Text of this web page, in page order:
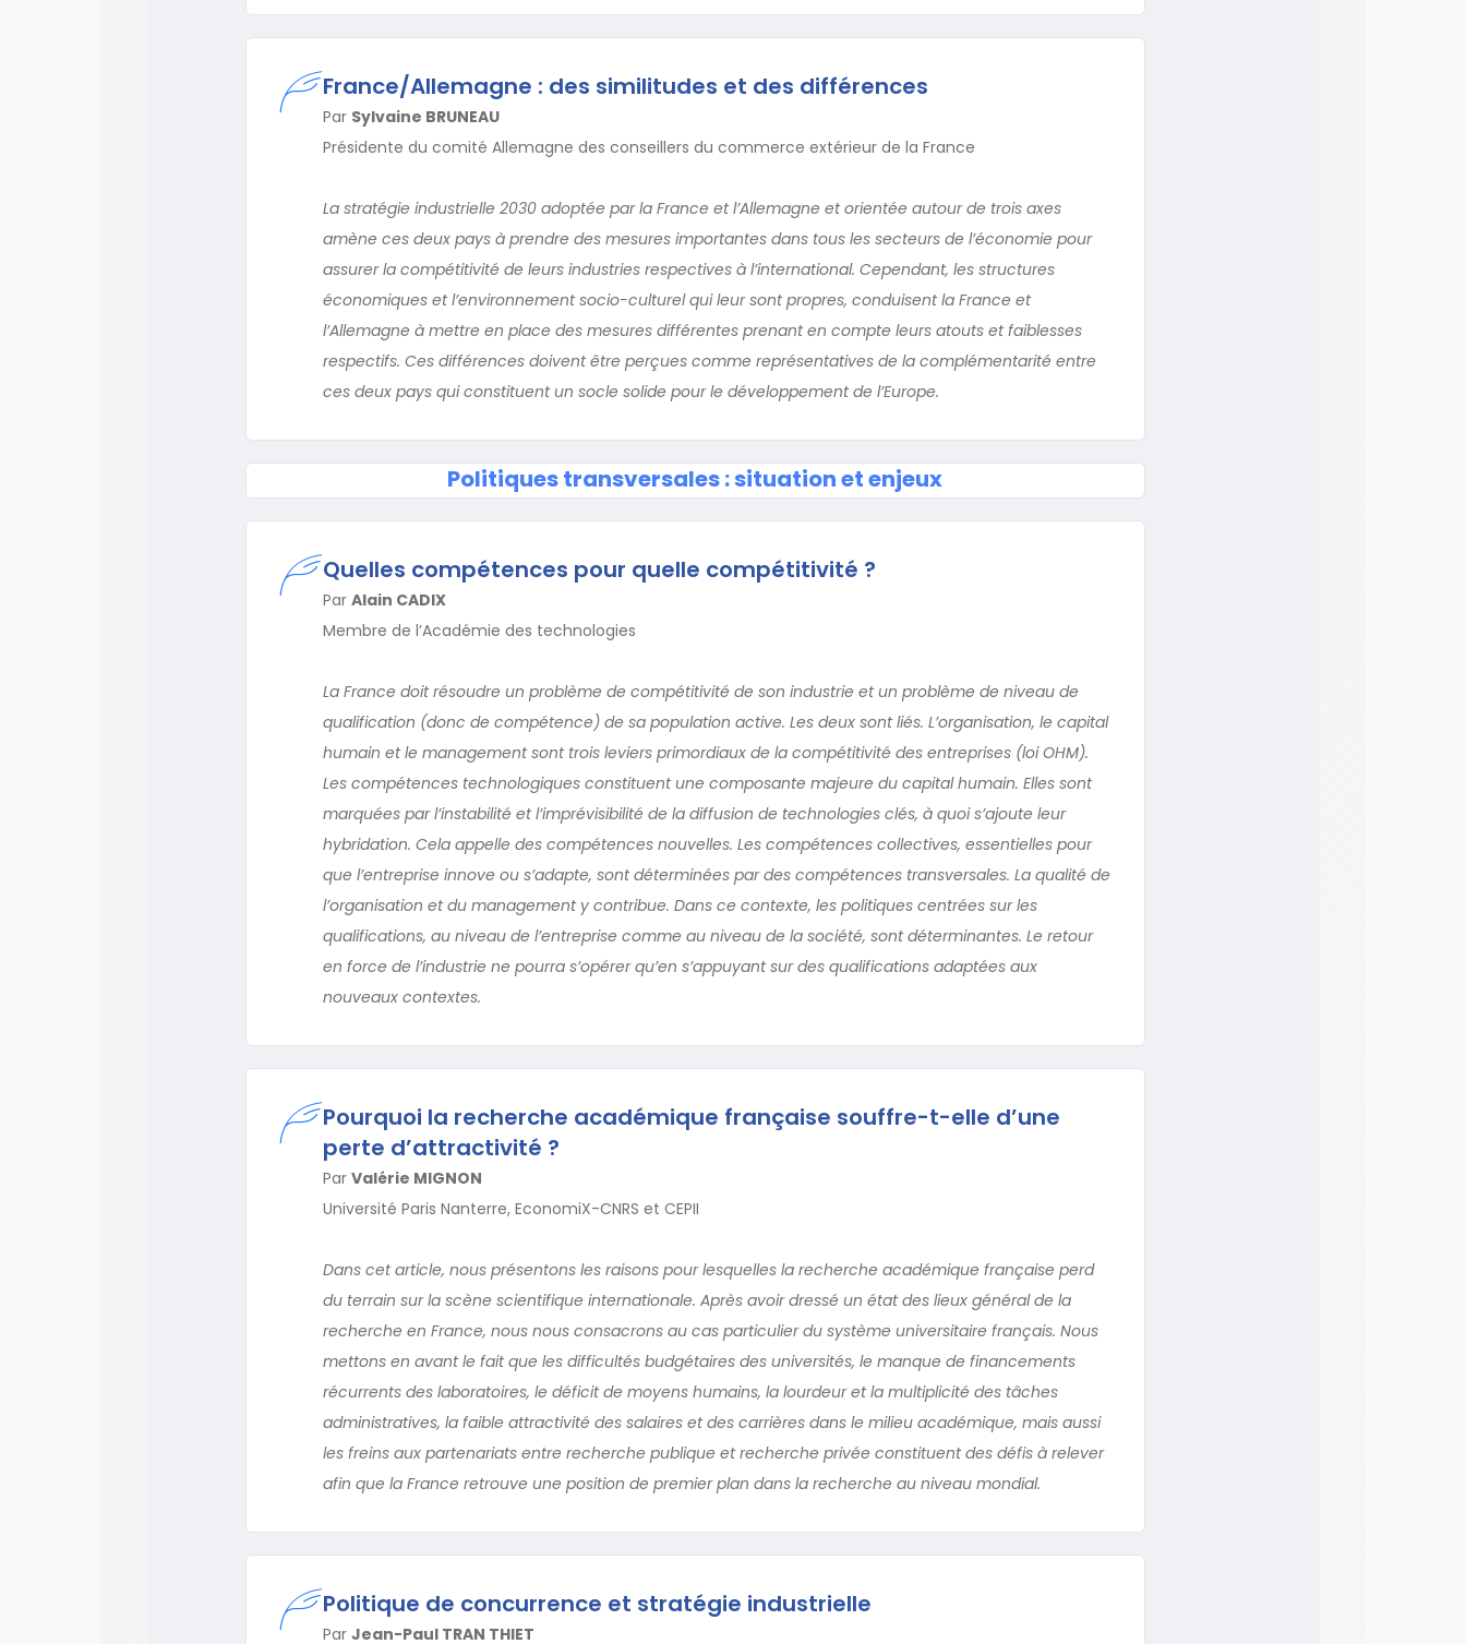
France/Allemagne : des similitudes et des différences
Par Sylvaine BRUNEAU
Présidente du comité Allemagne des conseillers du commerce extérieur de la France
La stratégie industrielle 2030 adoptée par la France et l’Allemagne et orientée autour de trois axes
amène ces deux pays à prendre des mesures importantes dans tous les secteurs de l’économie pour
assurer la compétitivité de leurs industries respectives à l’international. Cependant, les structures
économiques et l’environnement socio-culturel qui leur sont propres, conduisent la France et
l’Allemagne à mettre en place des mesures différentes prenant en compte leurs atouts et faiblesses
respectifs. Ces différences doivent être perçues comme représentatives de la complémentarité entre
ces deux pays qui constituent un socle solide pour le développement de l’Europe.
Politiques transversales : situation et enjeux
Quelles compétences pour quelle compétitivité ?
Par Alain CADIX
Membre de l’Académie des technologies
La France doit résoudre un problème de compétitivité de son industrie et un problème de niveau de
qualification (donc de compétence) de sa population active. Les deux sont liés. L’organisation, le capital
humain et le management sont trois leviers primordiaux de la compétitivité des entreprises (loi OHM).
Les compétences technologiques constituent une composante majeure du capital humain. Elles sont
marquées par l’instabilité et l’imprévisibilité de la diffusion de technologies clés, à quoi s’ajoute leur
hybridation. Cela appelle des compétences nouvelles. Les compétences collectives, essentielles pour
que l’entreprise innove ou s’adapte, sont déterminées par des compétences transversales. La qualité de
l’organisation et du management y contribue. Dans ce contexte, les politiques centrées sur les
qualifications, au niveau de l’entreprise comme au niveau de la société, sont déterminantes. Le retour
en force de l’industrie ne pourra s’opérer qu’en s’appuyant sur des qualifications adaptées aux
nouveaux contextes.
Pourquoi la recherche académique française souffre-t-elle d’une
perte d’attractivité ?
Par Valérie MIGNON
Université Paris Nanterre, EconomiX-CNRS et CEPII
Dans cet article, nous présentons les raisons pour lesquelles la recherche académique française perd
du terrain sur la scène scientifique internationale. Après avoir dressé un état des lieux général de la
recherche en France, nous nous consacrons au cas particulier du système universitaire français. Nous
mettons en avant le fait que les difficultés budgétaires des universités, le manque de financements
récurrents des laboratoires, le déficit de moyens humains, la lourdeur et la multiplicité des tâches
administratives, la faible attractivité des salaires et des carrières dans le milieu académique, mais aussi
les freins aux partenariats entre recherche publique et recherche privée constituent des défis à relever
afin que la France retrouve une position de premier plan dans la recherche au niveau mondial.
Politique de concurrence et stratégie industrielle
Par Jean-Paul TRAN THIET